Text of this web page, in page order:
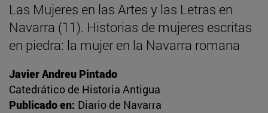
Las Mujeres en las Artes y las Letras en
Navarra (11). Historias de mujeres escritas
en piedra: la mujer en la Navarra romana
Javier Andreu Pintado
Catedrático de Historia Antigua
Publicado en: Diario de Navarra